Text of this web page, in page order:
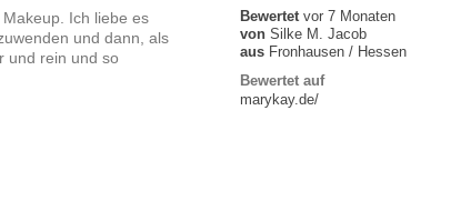
Bewertetvor 7 Monaten
von Silke M. Jacob
aus Fronhausen / Hessen
Bewertet auf
marykay.de/
Ich liebe es
und dann, als
und rein und so